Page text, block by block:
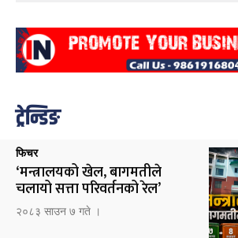
ट्रेन्डिङ
फिचर
‘मन्त्रालयको खेल, बागमतीले
चलायो सत्ता परिवर्तनको रेल’
२०८३ साउन ७ गते ।